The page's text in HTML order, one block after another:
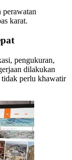
perawatan
karat.
pengukuran,
dilakukan
tidak perlu khawatir